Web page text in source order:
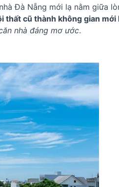
Đà Nẵng mới lạ nằm giữa
thất cũ thành không gian mới
nhà đáng mơ ước.